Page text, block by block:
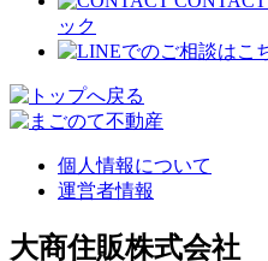
ック
個人情報について
運営者情報
大商住販株式会社